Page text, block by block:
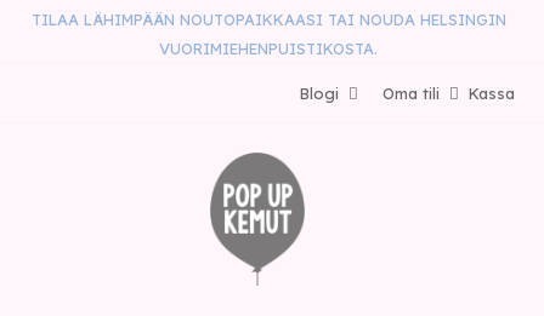
TILAA LÄHIMPÄÄN NOUTOPAIKKAASI TAI NOUDA HELSINGIN
VUORIMIEHENPUISTIKOSTA.
Kassa
Oma tili
Blogi